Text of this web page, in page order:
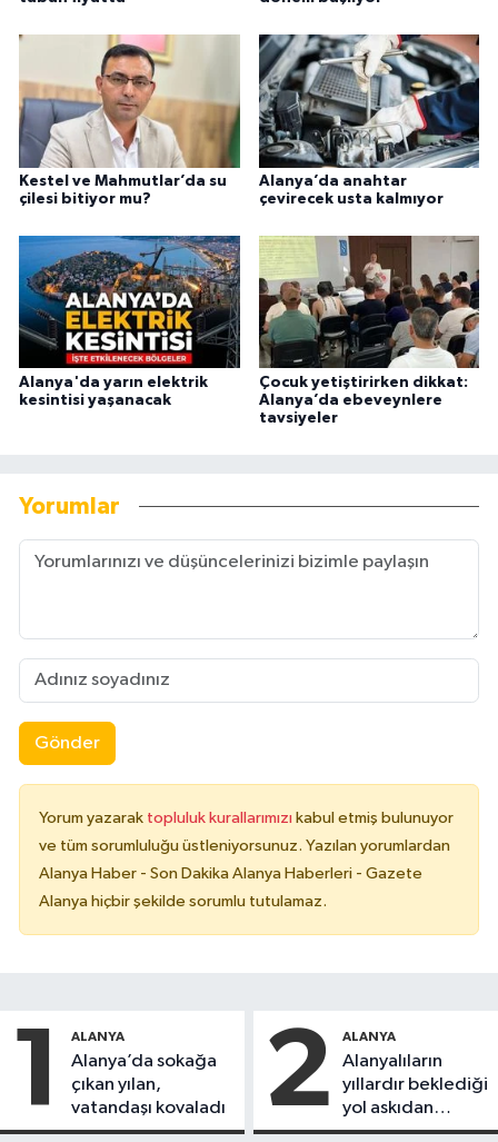
Kestel ve Mahmutlar’da su
çilesi bitiyor mu?
Alanya’da anahtar
çevirecek usta kalmıyor
Alanya'da yarın elektrik
kesintisi yaşanacak
Çocuk yetiştirirken dikkat:
Alanya’da ebeveynlere
tavsiyeler
Yorumlar
Gönder
Yorum yazarak topluluk kurallarımızı kabul etmiş bulunuyor
ve tüm sorumluluğu üstleniyorsunuz. Yazılan yorumlardan
Alanya Haber - Son Dakika Alanya Haberleri - Gazete
Alanya hiçbir şekilde sorumlu tutulamaz.
1 ALANYA
Alanya’da sokağa
çıkan yılan,
vatandaşı kovaladı
2 ALANYA
Alanyalıların
yıllardır beklediği
yol askıdan
döndü